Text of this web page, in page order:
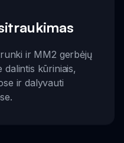
ir MM2 gerbėjų
dalintis kūriniais,
ir dalyvauti